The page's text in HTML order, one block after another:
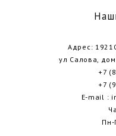
Адрес:
ул Салова,
+7
+7
E-mail :
Пн-